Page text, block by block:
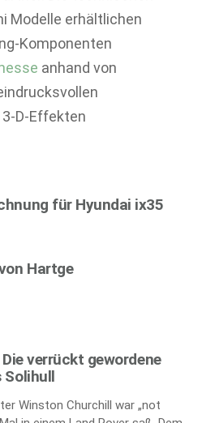
Modelle erhältlichen
Komponenten
anhand von
D-Effekten
für Hyundai ix35
Hartge
verrückt gewordene
Solihull
Winston Churchill war „not